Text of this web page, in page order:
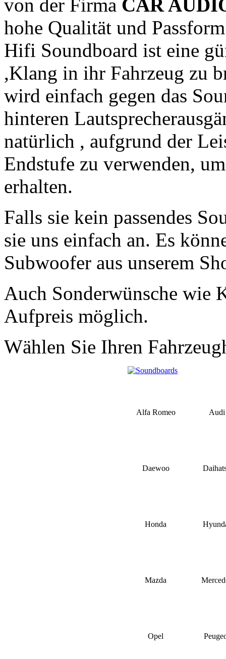
von der Firma CAR
hohe Qualität und
Hifi Soundboard ist eine
,Klang in ihr Fahrzeug zu
wird einfach gegen das
hinteren
natürlich , aufgrund der
Endstufe zu verwenden,
erhalten.
Falls sie kein passendes
sie uns einfach an. Es
Subwoofer aus unserem
Auch Sonderwünsche wie
Aufpreis möglich.
Wählen Sie Ihren
Alfa Romeo Audi
Daewoo
Honda
Mazda
Opel